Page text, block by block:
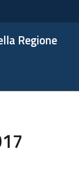
Regione